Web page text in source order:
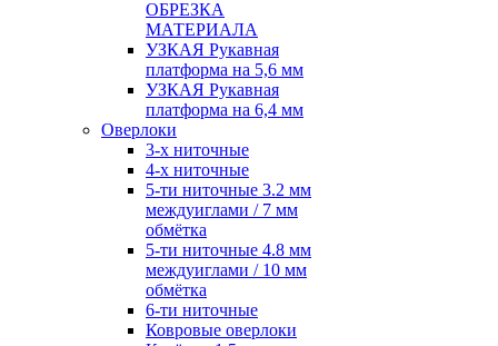
ОБРЕЗКА
МАТЕРИАЛА
УЗКАЯ Рукавная
платформа на 5,6 мм
УЗКАЯ Рукавная
платформа на 6,4 мм
Оверлоки
3-х ниточные
4-х ниточные
5-ти ниточные 3.2 мм
междуиглами / 7 мм
обмётка
5-ти ниточные 4.8 мм
междуиглами / 10 мм
обмётка
6-ти ниточные
Ковровые оверлоки